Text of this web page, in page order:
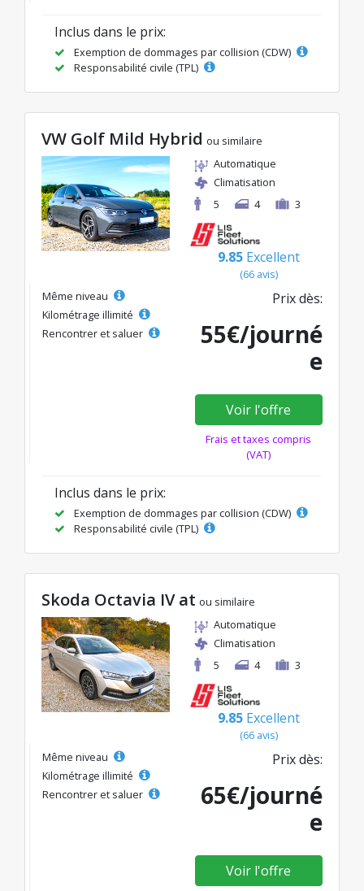
Inclus dans le prix:
Exemption de dommages par collision (CDW)
Responsabilité civile (TPL)
VW Golf Mild Hybrid ou similaire
Automatique
Climatisation
5
4 3
9.85 Excellent
(66 avis)
Même niveau
Kilométrage illimité
Rencontrer et saluer
Prix dès:
55€/journé
e
Voir l'offre
Frais et taxes compris
(VAT)
Inclus dans le prix:
Exemption de dommages par collision (CDW)
Responsabilité civile (TPL)
Skoda Octavia IV at ou similaire
Automatique
Climatisation
5
4 3
9.85 Excellent
(66 avis)
Même niveau
Kilométrage illimité
Rencontrer et saluer
Prix dès:
65€/journé
e
Voir l'offre